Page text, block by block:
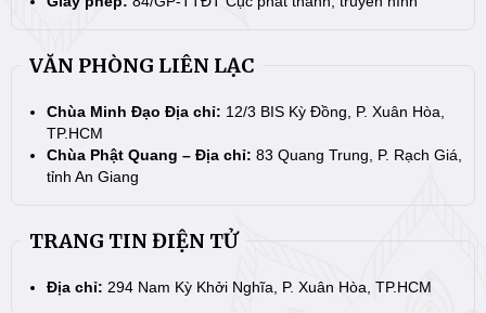
VĂN PHÒNG LIÊN LẠC
Chùa Minh Đạo Địa chỉ: 12/3 BIS Kỳ Đồng, P. Xuân Hòa,
TP.HCM
Chùa Phật Quang – Địa chỉ: 83 Quang Trung, P. Rạch Giá,
tỉnh An Giang
TRANG TIN ĐIỆN TỬ
Địa chỉ: 294 Nam Kỳ Khởi Nghĩa, P. Xuân Hòa, TP.HCM